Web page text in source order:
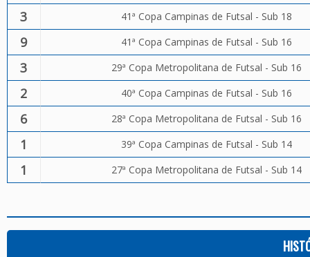
3 41ª Copa Campinas de Futsal - Sub 18
9 41ª Copa Campinas de Futsal - Sub 16
3 29ª Copa Metropolitana de Futsal - Sub 16
2 40ª Copa Campinas de Futsal - Sub 16
6 28ª Copa Metropolitana de Futsal - Sub 16
1 39ª Copa Campinas de Futsal - Sub 14
1 27ª Copa Metropolitana de Futsal - Sub 14